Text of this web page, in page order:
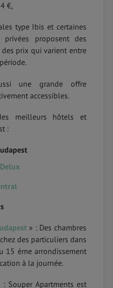
€,
type Ibis et certaines
privées proposent des
prix qui varient entre
une grande offre
accessibles.
meilleurs hôtels et
:
» : Des chambres
des particuliers dans
15 ème arrondissement
à la journée.
: Souper Apartments est